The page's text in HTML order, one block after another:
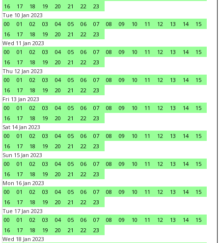
16 17 18 19 20 21 22
23
Tue 10 Jan 2023
00
01 02 03 04 05 06 07 08 09 10 11 12 13 14
15
16
17 18 19 20 21 22
23
Wed 11 Jan 2023
00
01 02 03 04 05 06 07 08 09 10 11 12 13 14
15
16
17 18 19 20 21 22
23
Thu 12 Jan 2023
00
01 02 03 04 05 06 07 08 09 10 11 12 13 14
15
16
17 18 19 20 21 22
23
Fri 13 Jan 2023
00
01 02 03 04 05 06 07 08 09 10 11 12 13 14
15
16
17 18 19 20 21 22
23
Sat 14 Jan 2023
00
01 02 03 04 05 06 07 08 09 10 11 12 13 14
15
16
17 18 19 20 21 22
23
Sun 15 Jan 2023
00
01 02 03 04 05 06 07 08 09 10 11 12 13 14
15
16
17 18 19 20 21 22
23
Mon 16 Jan 2023
00
01 02 03 04 05 06 07 08 09 10 11 12 13 14
15
16
17 18 19 20 21 22
23
Tue 17 Jan 2023
00
01 02 03 04 05 06 07 08 09 10 11 12 13 14
15
16
17 18 19 20 21 22
23
Wed 18 Jan 2023